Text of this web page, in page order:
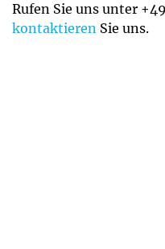
Rufen Sie uns unter
kontaktieren Sie uns.